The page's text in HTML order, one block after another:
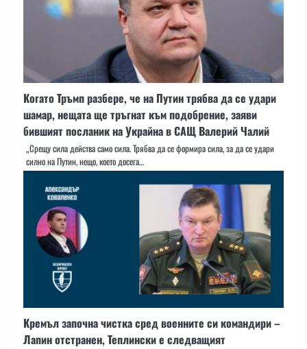
Когато Тръмп разбере, че на Путин трябва да се удари
шамар, нещата ще тръгнат към подобрение, заяви
бившият посланик на Украйна в САЩ Валерий Чалий
„Срещу сила действа само сила. Трябва да се формира сила, за да се удари
силно на Путин, нещо, което досега…
Кремъл започна чистка сред военните си командири –
Лапин отстранен, Теплински е следващият